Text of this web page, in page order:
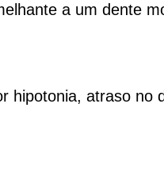
a um dente
hipotonia, atraso